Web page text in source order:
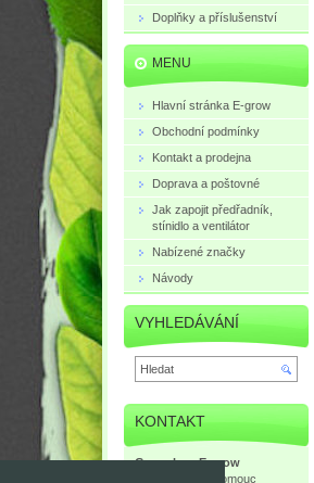
Doplňky a příslušenství
MENU
Hlavní stránka E-grow
Obchodní podmínky
Kontakt a prodejna
Doprava a poštovné
Jak zapojit předřadník,
stínidlo a ventilátor
Nabízené značky
Návody
VYHLEDÁVÁNÍ
KONTAKT
Growshop E-grow
Mlčochova 3, Olomouc